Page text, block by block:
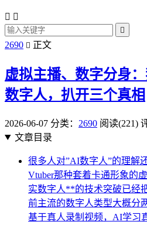
 

2690  正文
虚拟主播、数字分身
数字人，扒开三个真相
2026-06-07 分类： 2690 阅读(221)
文章目录
很多人对”AI数字人”的理
Vtuber那种套着卡通形象的
实数字人**的技术突破已经
前主流的数字人类型大概分
基于真人录制视频，AI学习